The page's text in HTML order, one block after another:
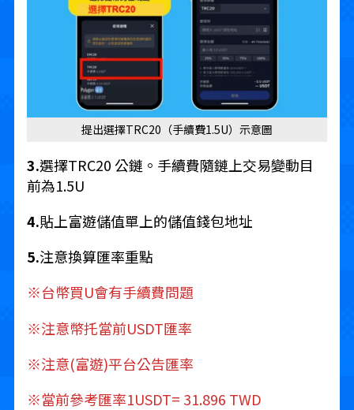
提出選擇TRC20（手續費1.5U）示意圖
3.選擇TRC20 公鏈。手續費隨鏈上交易變動目
前為1.5U
4.貼上富遊儲值單上的儲值錢包地址
5.注意換算匯率重點
※台幣買U會有手續費問題
※注意幣托當前USDT匯率
※注意(富遊)平台公告匯率
※當前參考匯率1USDT= 31.896 TWD